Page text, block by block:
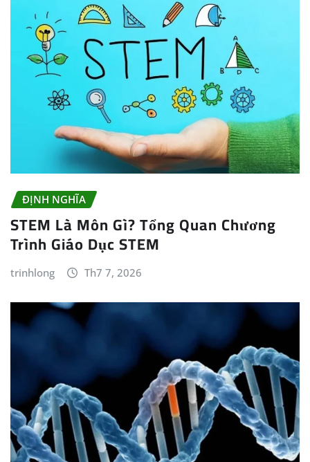
ĐỊNH NGHĨA
STEM Là Môn Gì? Tổng Quan Chương
Trình Giáo Dục STEM
trinhlong Th7 7, 2026